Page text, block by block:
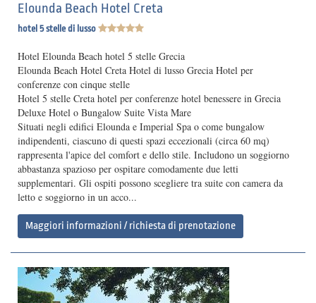
Elounda Beach Hotel Creta
hotel 5 stelle di lusso
Hotel Elounda Beach hotel 5 stelle Grecia
Elounda Beach Hotel Creta Hotel di lusso Grecia Hotel per
conferenze con cinque stelle
Hotel 5 stelle Creta hotel per conferenze hotel benessere in Grecia
Deluxe Hotel o Bungalow Suite Vista Mare
Situati negli edifici Elounda e Imperial Spa o come bungalow
indipendenti, ciascuno di questi spazi eccezionali (circa 60 mq)
rappresenta l'apice del comfort e dello stile. Includono un soggiorno
abbastanza spazioso per ospitare comodamente due letti
supplementari. Gli ospiti possono scegliere tra suite con camera da
letto e soggiorno in un acco...
Maggiori informazioni / richiesta di prenotazione